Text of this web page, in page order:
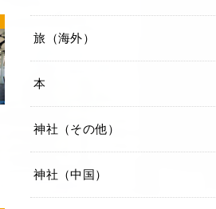
旅（海外）
本
神社（その他）
神社（中国）